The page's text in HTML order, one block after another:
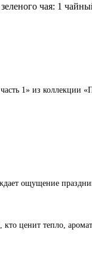
чая: 1
1» из
ощущение
ценит тепло,